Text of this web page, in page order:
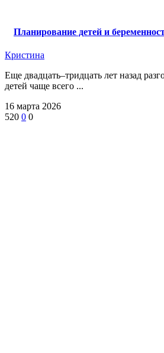
Планирование детей и
Кристина
Еще двадцать–тридцать лет назад
детей чаще всего ...
16 марта 2026
520 0 0